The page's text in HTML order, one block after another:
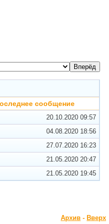
сообщение
20.10.2020 09:57
04.08.2020 18:56
27.07.2020 16:23
21.05.2020 20:47
21.05.2020 19:45
Архив - Вверх